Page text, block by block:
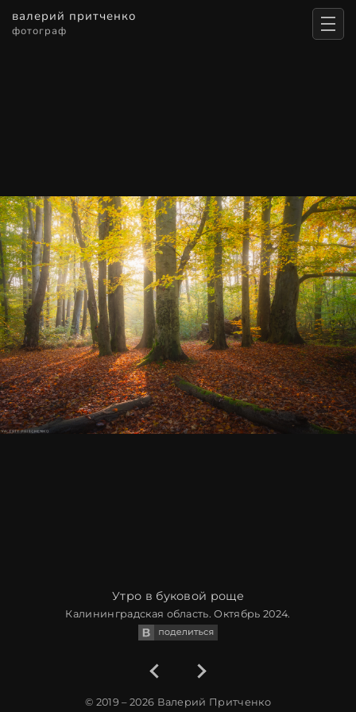
валерий притченко
фотограф
Утро в буковой роще
Калининградская область. Октябрь 2024.
© 2019 – 2026 Валерий Притченко